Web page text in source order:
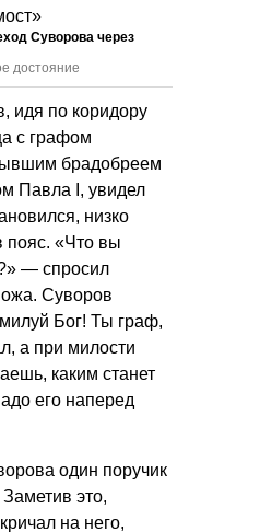
Суворова через
достояние
идя по коридору
с графом
брадобреем
Павла I, увидел
низко
пояс. «Что вы
— спросил
Суворов
Бог! Ты граф,
а при милости
каким станет
его наперед
один поручик
это,
на него,